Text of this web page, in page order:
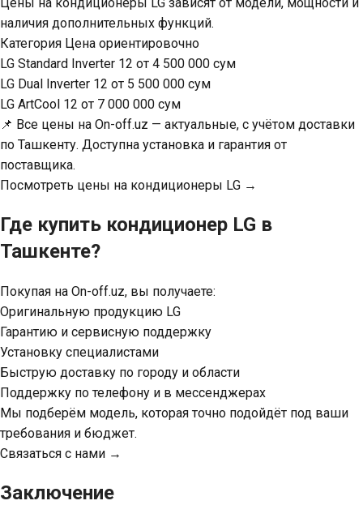
наличия дополнительных функций.
Категория Цена ориентировочно
LG Standard Inverter 12 от 4 500 000 сум
LG Dual Inverter 12 от 5 500 000 сум
LG ArtCool 12 от 7 000 000 сум
📌 Все цены на On-off.uz — актуальные, с учётом доставки
по Ташкенту. Доступна установка и гарантия от
поставщика.
Посмотреть цены на кондиционеры LG →
Где купить кондиционер LG в
Ташкенте?
Покупая на On-off.uz, вы получаете:
Оригинальную продукцию LG
Гарантию и сервисную поддержку
Установку специалистами
Быструю доставку по городу и области
Поддержку по телефону и в мессенджерах
Мы подберём модель, которая точно подойдёт под ваши
требования и бюджет.
Связаться с нами →
Заключение